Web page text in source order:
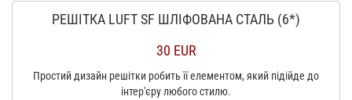
РЕШІТКА LUFT SF ШЛІФОВАНА СТАЛЬ (6*)
30 EUR
Простий дизайн решітки робить її елементом, який підійде до
інтер'єру любого стилю.